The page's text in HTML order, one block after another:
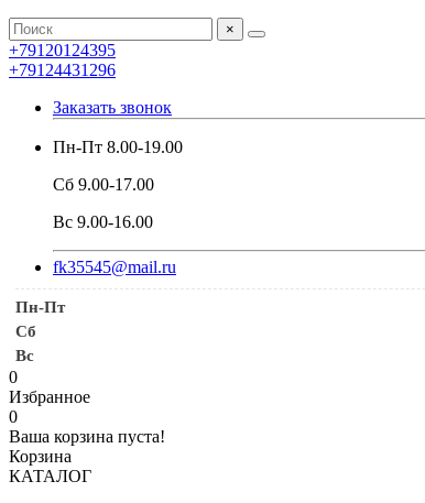
×
+79120124395
+79124431296
Заказать звонок
Пн-Пт 8.00-19.00
Сб 9.00-17.00
Вс 9.00-16.00
fk35545@mail.ru
Пн-Пт
Сб
Вс
0
Избранное
0
Ваша корзина пуста!
Корзина
КАТАЛОГ